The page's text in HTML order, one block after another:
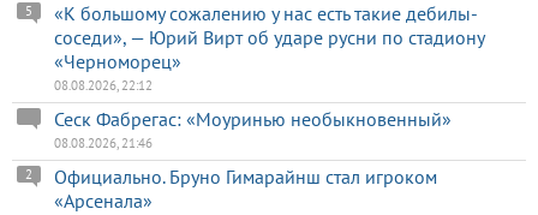
«К большому сожалению у нас есть такие дебилы-
соседи», — Юрий Вирт об ударе русни по стадиону
«Черноморец»
5
08.08.2026, 22:12
Сеск Фабрегас: «Моуринью необыкновенный»
08.08.2026, 21:46
Официально. Бруно Гимарайнш стал игроком
«Арсенала»
2